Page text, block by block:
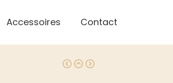
Accessoires Contact